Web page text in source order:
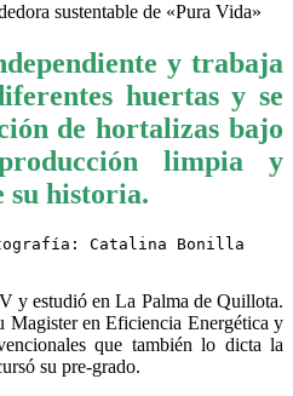
sustentable de «Pura Vida»
y trabaja
huertas y se
de hortalizas bajo
limpia y
su historia.
Catalina Bonilla
y estudió en La Palma de Quillota.
Magister en Eficiencia Energética y
que también lo dicta la
su pre-grado.